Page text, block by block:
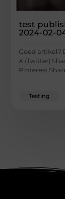
test
2024-02-
Goed artikel?
X (Twitter)
Pinterest
Testing